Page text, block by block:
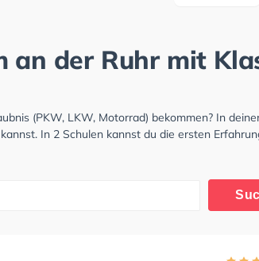
an der Ruhr mit
(PKW, LKW, Motorrad) bekommen? In
In 2 Schulen kannst du die ersten